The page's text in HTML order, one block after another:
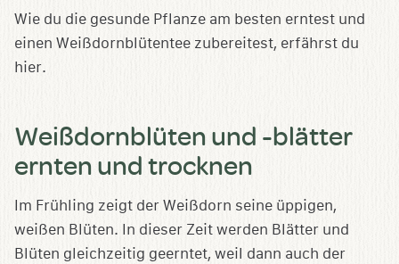
Wie du die gesunde Pflanze am besten erntest und
einen Weißdornblütentee zubereitest, erfährst du
hier.
Weißdornblüten und -blätter
ernten und trocknen
Im Frühling zeigt der Weißdorn seine üppigen,
weißen Blüten. In dieser Zeit werden Blätter und
Blüten gleichzeitig geerntet, weil dann auch der